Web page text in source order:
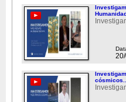
cósmicos...